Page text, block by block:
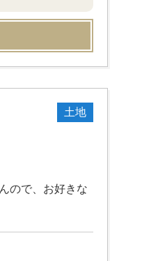
土地
ので、お好きな